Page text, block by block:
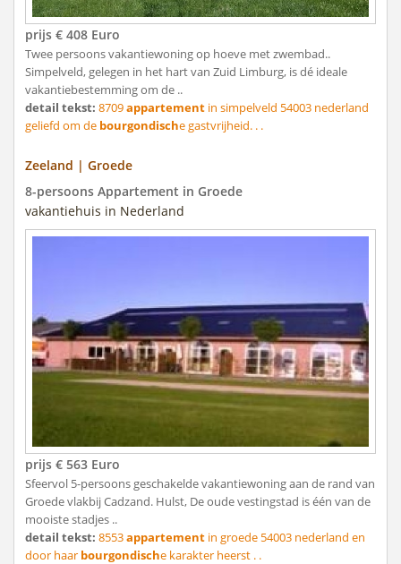
prijs € 408 Euro
Twee persoons vakantiewoning op hoeve met zwembad..
Simpelveld, gelegen in het hart van Zuid Limburg, is dé ideale
vakantiebestemming om de ..
detail tekst: 8709appartement in simpelveld 54003 nederland
geliefd om de bourgondische gastvrijheid. . .
Zeeland | Groede
8-persoons Appartement in Groede
vakantiehuis in Nederland
prijs € 563 Euro
Sfeervol 5-persoons geschakelde vakantiewoning aan de rand van
Groede vlakbij Cadzand. Hulst, De oude vestingstad is één van de
mooiste stadjes ..
detail tekst: 8553appartement in groede 54003 nederland en
door haar bourgondische karakter heerst . .